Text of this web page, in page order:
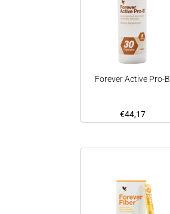
Forever Active Pro-B
€44,17